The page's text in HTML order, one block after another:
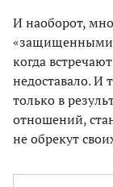
И наоборот,
когда
недоставало. И
только в
отношений,
не обрекут